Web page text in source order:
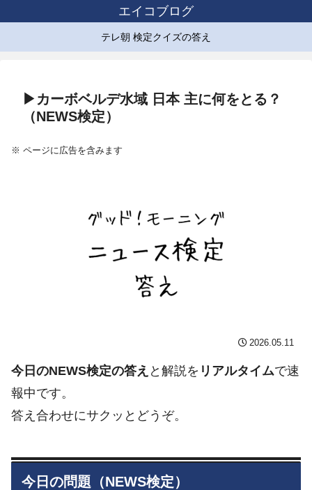
エイコブログ
テレ朝 検定クイズの答え
▶カーボベルデ水域 日本 主に何をとる？
（NEWS検定）
※ ページに広告を含みます
2026.05.11
今日のNEWS検定の答え と解説を リアルタイムで速
報中です。
答え合わせにサクッとどうぞ。
今日の問題（NEWS検定）